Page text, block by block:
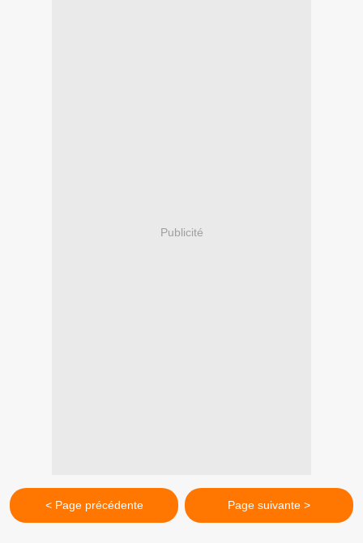
Publicité
< Page précédente Page suivante >